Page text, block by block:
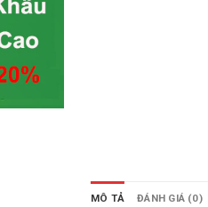
MÔ TẢ ĐÁNH GIÁ (0)